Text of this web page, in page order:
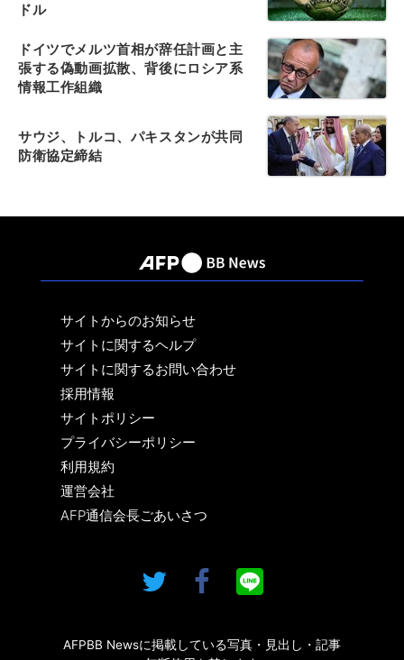
ドル
ドイツでメルツ首相が辞任計画と主
張する偽動画拡散、背後にロシア系
情報工作組織
サウジ、トルコ、パキスタンが共同
防衛協定締結
サイトからのお知らせ
サイトに関するヘルプ
サイトに関するお問い合わせ
採用情報
サイトポリシー
プライバシーポリシー
利用規約
運営会社
AFP通信会長ごあいさつ
AFPBB Newsに掲載している写真・見出し・記事